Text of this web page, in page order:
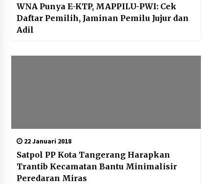
WNA Punya E-KTP, MAPPILU-PWI: Cek
Daftar Pemilih, Jaminan Pemilu Jujur dan
Adil
22 Januari 2018
Satpol PP Kota Tangerang Harapkan
Trantib Kecamatan Bantu Minimalisir
Peredaran Miras